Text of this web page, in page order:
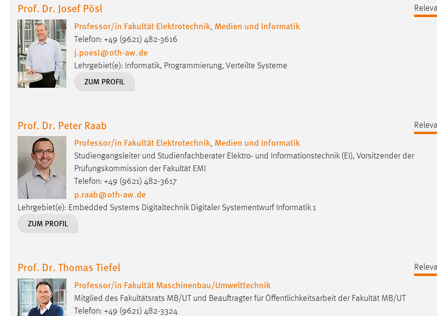
Prof. Dr. Josef Pösl
Professor/in Fakultät Elektrotechnik, Medien und Informatik
Telefon: +49 (9621) 482-3616
j.poesl@oth-aw.de
Lehrgebiet(e): Informatik, Programmierung, Verteilte Systeme
ZUM PROFIL
Prof. Dr. Peter Raab
Professor/in Fakultät Elektrotechnik, Medien und Informatik
Studiengangsleiter und Studienfachberater Elektro- und Informationstechnik (EI), Vorsitzender der
Prüfungskommission der Fakultät EMI
Telefon: +49 (9621) 482-3617
p.raab@oth-aw.de
Lehrgebiet(e): Embedded Systems Digitaltechnik Digitaler Systementwurf Informatik 1
ZUM PROFIL
Prof. Dr. Thomas Tiefel
Professor/in Fakultät Maschinenbau/Umwelttechnik
Mitglied des Fakultätsrats MB/UT und Beauftragter für Öffentlichkeitsarbeit der Fakultät MB/UT
Telefon: +49 (9621) 482-3324
Cookie Laufzeit:
MARKETING
Marketing Cookies werden von Drittanbietern
verwendet, um personalisierte Werbung anzuzeigen.
Google Ads
Name:
Anbieter: Google Ireland Limited
Zweck: Conversion-Tracking
Cookie Laufzeit: 3 Monate
Anbieter: Facebook
Zweck: Conversion-Tracking
Cookie Laufzeit: 3 Monate